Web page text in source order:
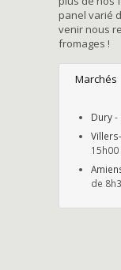
panel varié
venir nous
fromages !
Marchés
Dury-
de